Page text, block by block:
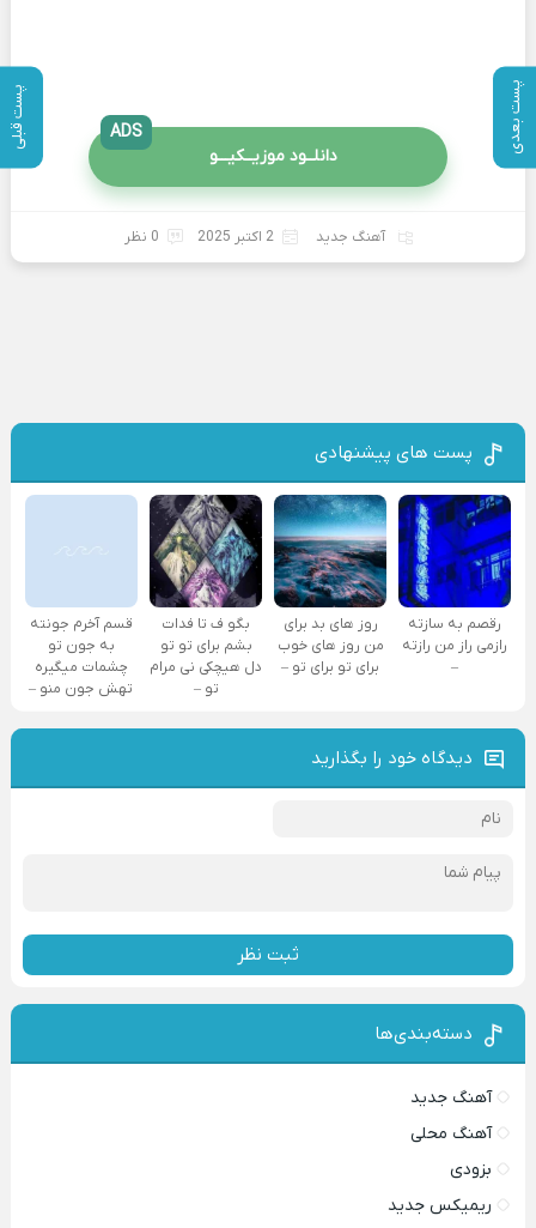
پست بعدی پست قبلی
دانلــود موزیــکیـــو
ADS
آهنگ جدید 2 اکتبر 2025 0 نظر
پست های پیشنهادی
رقصم به سازته
رازمی راز من رازته
–
روز های بد برای
من روز های خوب
برای تو برای تو –
بگو ف تا فدات
بشم برای تو تو
دل هیچکی نی مرام
تو –
قسم آخرم جونته
به جون تو
چشمات میگیره
تهش جون منو –
دیدگاه خود را بگذارید
ثبت نظر
دسته‌بندی‌ها
آهنگ جدید
آهنگ محلی
بزودی
ریمیکس جدید